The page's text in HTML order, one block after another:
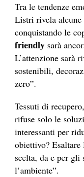
Tra le tendenze
Listri rivela alcune
conquistando le
friendly sarà
L’attenzione sarà
sostenibili,
zero”.
Tessuti di
rifuse solo le
interessanti per
obiettivo?
scelta, da e per gli
l’ambiente”.